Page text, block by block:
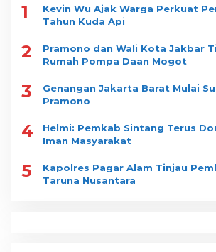
1
Kevin Wu Ajak Warga Perkuat
Tahun Kuda Api
2
Pramono dan Wali Kota Jakbar
Rumah Pompa Daan Mogot
3
Genangan Jakarta Barat Mulai
Pramono
4
Helmi: Pemkab Sintang Terus
Iman Masyarakat
5
Kapolres Pagar Alam Tinjau
Taruna Nusantara